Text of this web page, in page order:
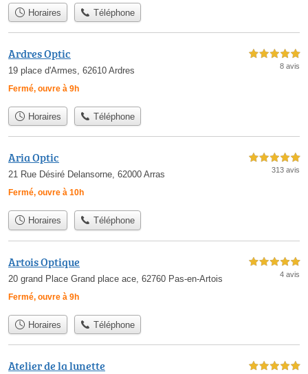
Horaires Téléphone
Ardres Optic
19 place d'Armes, 62610 Ardres
Fermé, ouvre à 9h
5,0 étoiles sur 5
8 avis
Horaires Téléphone
Aria Optic
21 Rue Désiré Delansorne, 62000 Arras
Fermé, ouvre à 10h
5,0 étoiles sur 5
313 avis
Horaires Téléphone
Artois Optique
20 grand Place Grand place ace, 62760 Pas-en-Artois
Fermé, ouvre à 9h
5,0 étoiles sur 5
4 avis
Horaires Téléphone
Atelier de la lunette 5,0 étoiles sur 5